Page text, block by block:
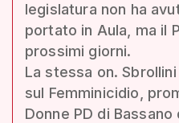
legislatura non ha
portato in Aula, ma il
prossimi giorni.
La stessa on.
sul Femminicidio,
Donne PD di Bassano